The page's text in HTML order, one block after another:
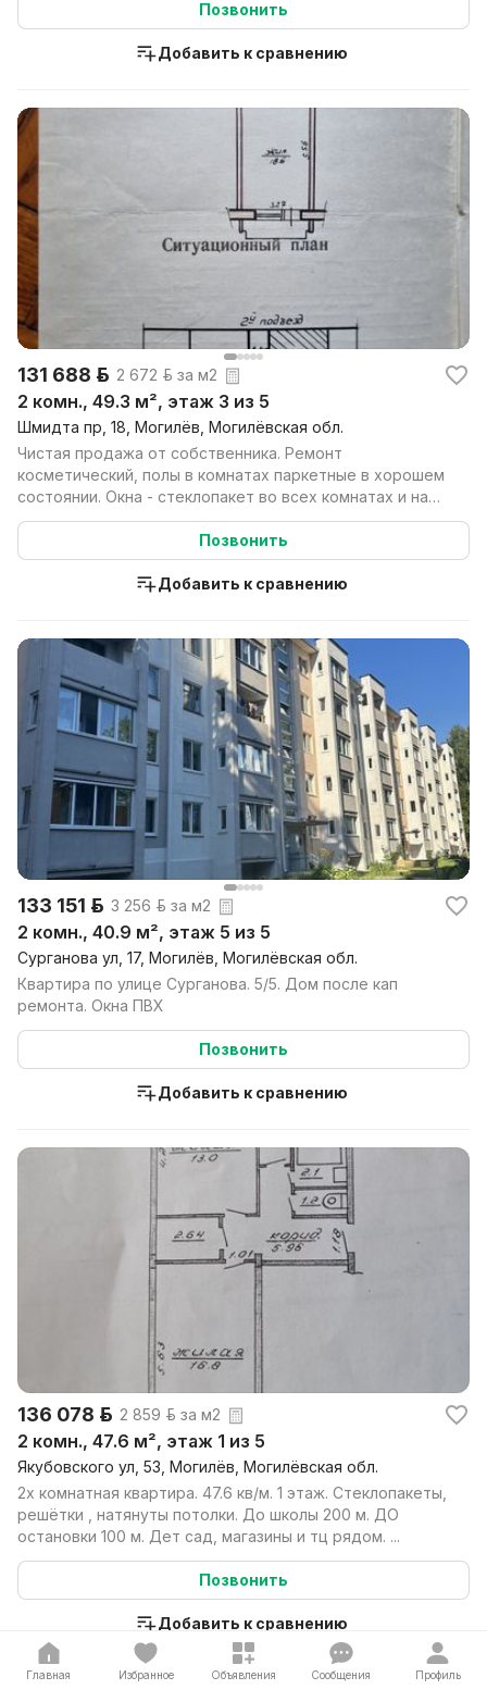
Позвонить
Добавить к сравнению
131 688 р. 2 672 р. за м2
2 комн., 49.3 м², этаж 3 из 5
Шмидта пр, 18, Могилёв, Могилёвская обл.
Чистая продажа от собственника. Ремонт
косметический, полы в комнатах паркетные в хорошем
состоянии. Окна - стеклопакет во всех комнатах и на
кухне. С...
Позвонить
Добавить к сравнению
133 151 р. 3 256 р. за м2
2 комн., 40.9 м², этаж 5 из 5
Сурганова ул, 17, Могилёв, Могилёвская обл.
Квартира по улице Сурганова. 5/5. Дом после кап
ремонта. Окна ПВХ
Позвонить
Добавить к сравнению
136 078 р. 2 859 р. за м2
2 комн., 47.6 м², этаж 1 из 5
Якубовского ул, 53, Могилёв, Могилёвская обл.
2х комнатная квартира. 47.6 кв/м. 1 этаж. Стеклопакеты,
решётки , натянуты потолки. До школы 200 м. ДО
остановки 100 м. Дет сад, магазины и тц рядом. ...
Позвонить
Добавить к сравнению
Главная Избранное Объявления Сообщения Профиль